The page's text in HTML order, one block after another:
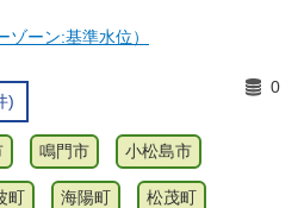
ーン:基準水位）
)
0
鳴門市 小松島市
町 海陽町 松茂町